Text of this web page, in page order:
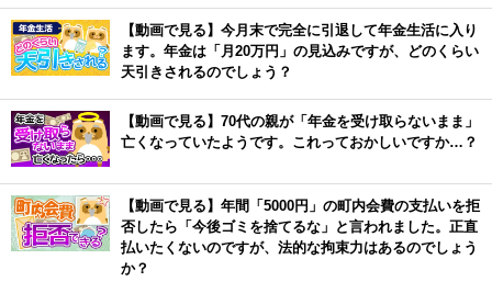
【動画で見る】今月末で完全に引退して年金生活に入り
ます。年金は「月20万円」の見込みですが、どのくらい
天引きされるのでしょう？
【動画で見る】70代の親が「年金を受け取らないまま」
亡くなっていたようです。これっておかしいですか…？
【動画で見る】年間「5000円」の町内会費の支払いを拒
否したら「今後ゴミを捨てるな」と言われました。正直
払いたくないのですが、法的な拘束力はあるのでしょう
か？